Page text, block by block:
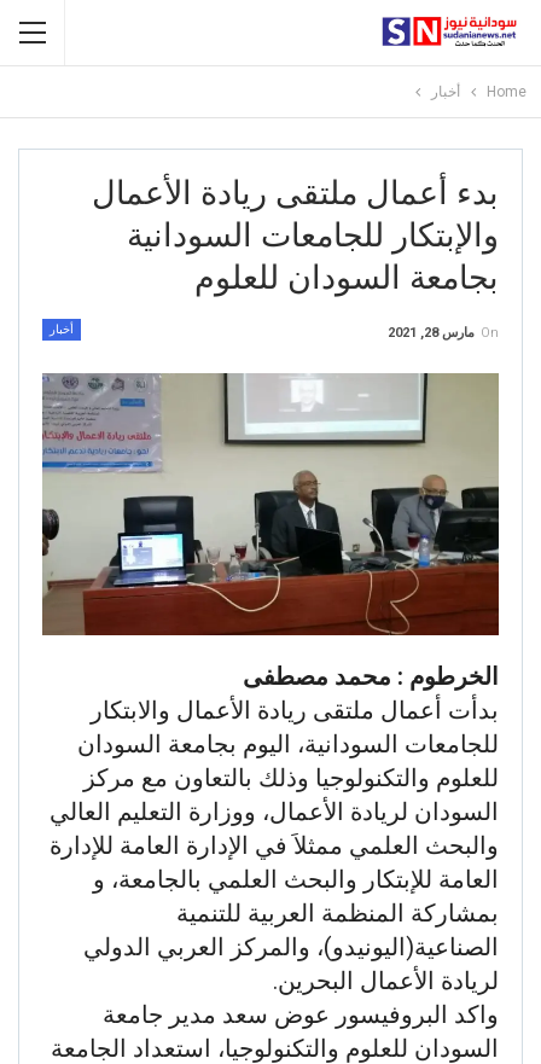
Home أخبار
بدء أعمال ملتقى ريادة الأعمال
والإبتكار للجامعات السودانية
بجامعة السودان للعلوم
أخبار On مارس 28, 2021
الخرطوم : محمد مصطفى
بدأت أعمال ملتقى ريادة الأعمال والابتكار
للجامعات السودانية، اليوم بجامعة السودان
للعلوم والتكنولوجيا وذلك بالتعاون مع مركز
السودان لريادة الأعمال، ووزارة التعليم العالي
والبحث العلمي ممثلاَ في الإدارة العامة للإدارة
العامة للإبتكار والبحث العلمي بالجامعة، و
بمشاركة المنظمة العربية للتنمية
الصناعية(اليونيدو)، والمركز العربي الدولي
لريادة الأعمال البحرين.
واكد البروفيسور عوض سعد مدير جامعة
السودان للعلوم والتكنولوجيا، استعداد الجامعة